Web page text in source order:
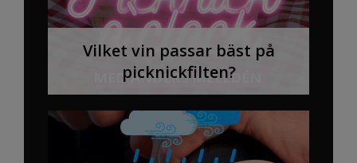
Vilket vin passar bäst på
picknickfilten?